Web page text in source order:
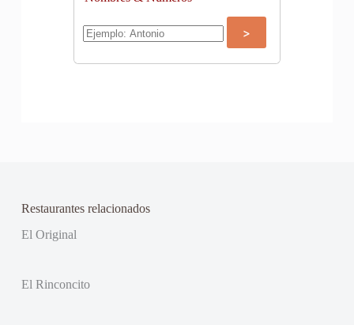
Restaurantes relacionados
El Original
El Rinconcito